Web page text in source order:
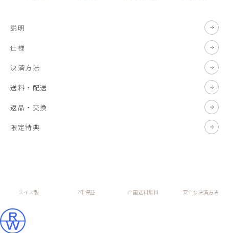
説明
仕様
決済方法
送料・配送
返品・交換
限定特典
スイス製 2年保証 全国送料無料 安全な決済方法